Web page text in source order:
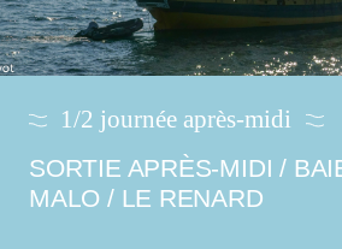
1/2 journée après-midi
SORTIE APRÈS-MIDI /
MALO / LE RENARD